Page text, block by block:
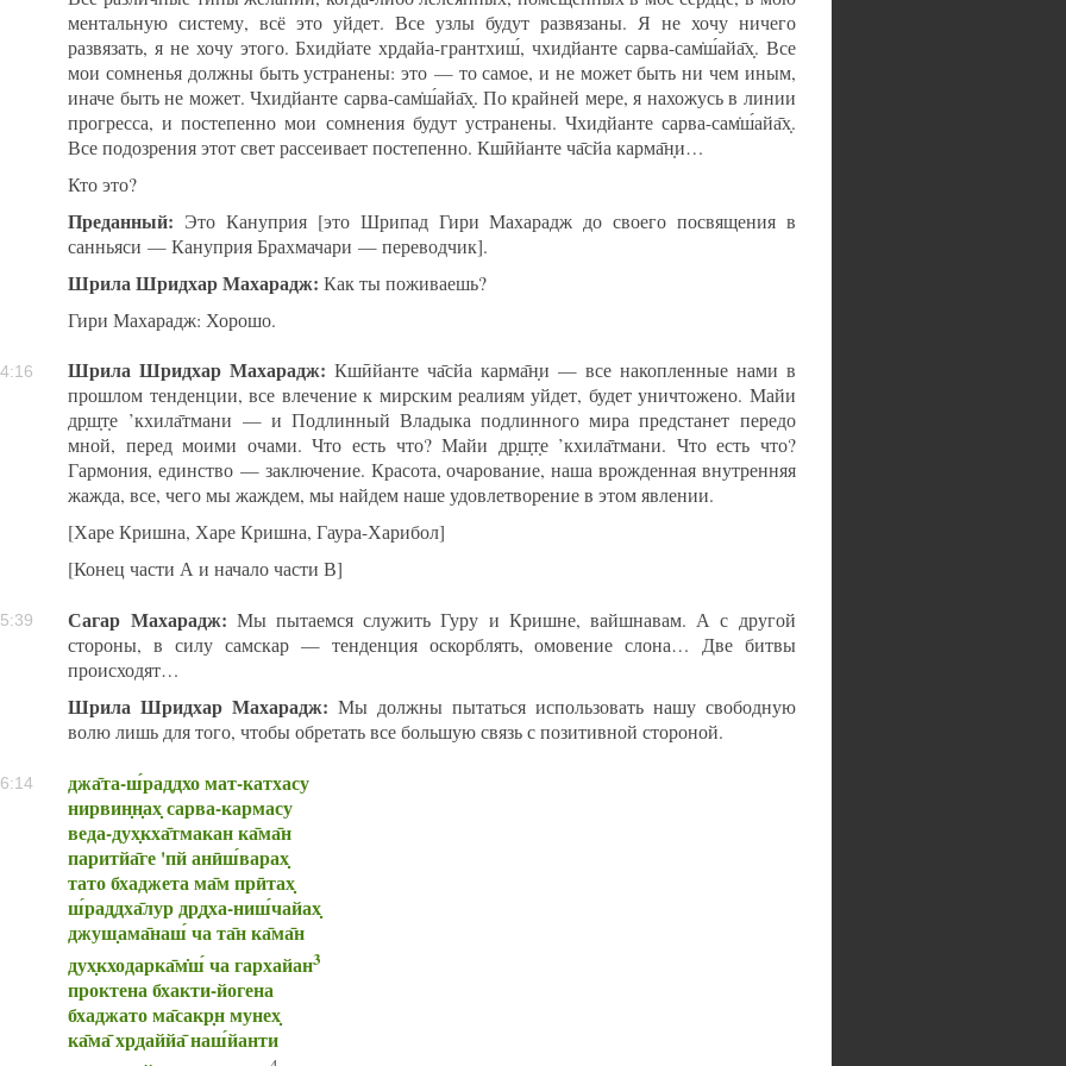
ментальную систему, всё это уйдет. Все узлы будут развязаны. Я не хочу ничего
развязать, я не хочу этого. Бхидйате хр̣дайа-грантхиш́, чхидйанте сарва-сам̇ш́айа̄х̣. Все
мои сомненья должны быть устранены: это — то самое, и не может быть ни чем иным,
иначе быть не может. Чхидйанте сарва-сам̇ш́айа̄х̣. По крайней мере, я нахожусь в линии
прогресса, и постепенно мои сомнения будут устранены. Чхидйанте сарва-сам̇ш́айа̄х̣.
Все подозрения этот свет рассеивает постепенно. Кшӣйанте ча̄сйа карма̄н̣и…
Кто это?
Преданный: Это Кануприя [это Шрипад Гири Махарадж до своего посвящения в
санньяси — Кануприя Брахмачари — переводчик].
Шрила Шридхар Махарадж: Как ты поживаешь?
Гири Махарадж: Хорошо.
Шрила Шридхар Махарадж: Кшӣйанте ча̄сйа карма̄н̣и — все накопленные нами в
прошлом тенденции, все влечение к мирским реалиям уйдет, будет уничтожено. Майи
др̣ш̣т̣е ’кхила̄тмани — и Подлинный Владыка подлинного мира предстанет передо
мной, перед моими очами. Что есть что? Майи др̣ш̣т̣е ’кхила̄тмани. Что есть что?
Гармония, единство — заключение. Красота, очарование, наша врожденная внутренняя
жажда, все, чего мы жаждем, мы найдем наше удовлетворение в этом явлении.
[Харе Кришна, Харе Кришна, Гаура-Харибол]
[Конец части А и начало части В]
Сагар Махарадж: Мы пытаемся служить Гуру и Кришне, вайшнавам. А с другой
стороны, в силу самскар — тенденция оскорблять, омовение слона… Две битвы
происходят…
Шрила Шридхар Махарадж: Мы должны пытаться использовать нашу свободную
волю лишь для того, чтобы обретать все большую связь с позитивной стороной.
джа̄та-ш́раддхо мат-катхасу
нирвин̣н̣ах̣ сарва-кармасу
веда-дух̣кха̄тмакан ка̄ма̄н
паритйа̄ге 'пй анӣш́варах̣
тато бхаджета ма̄м прӣтах̣
ш́раддха̄лур др̣д̣ха-ниш́чайах̣
джуш̣ама̄наш́ ча та̄н ка̄ма̄н
дух̣кходарка̄м̇ш́ ча гархайан3
проктена бхакти-йогена
бхаджато ма̄сакр̣н мунех̣
ка̄ма̄ хр̣даййа̄ наш́йанти